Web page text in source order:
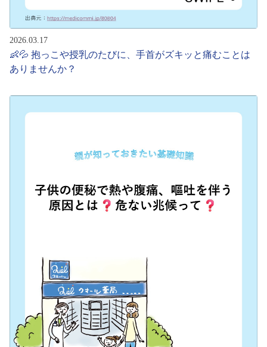
2026.03.17
👶💦 抱っこや授乳のたびに、手首がズキッと痛むことは
ありませんか？